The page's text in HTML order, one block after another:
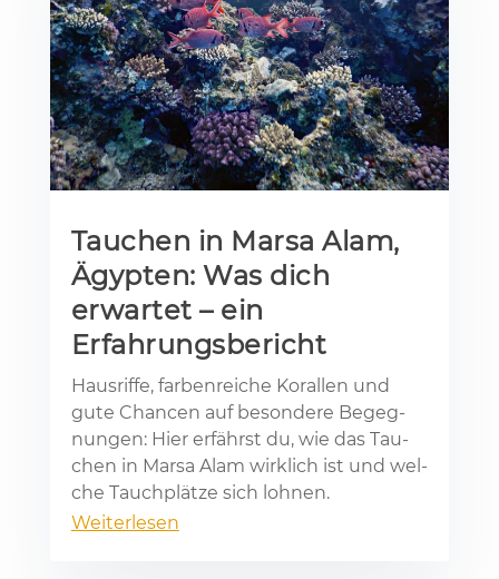
Tauchen in Marsa Alam,
Ägypten: Was dich
erwartet – ein
Erfahrungsbericht
Haus­rif­fe, far­ben­rei­che Ko­ral­len und
gute Chan­cen auf be­son­de­re Be­geg­
nun­gen: Hier er­fährst du, wie das Tau­
chen in Mar­sa Alam wirk­lich ist und wel­
che Tauch­plät­ze sich loh­nen.
Weiterlesen